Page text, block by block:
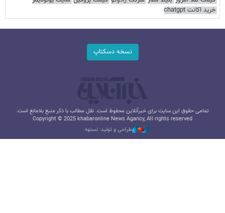
خرید اکانت chatgpt
نسخه دسکتاپ
تمامی حقوق این سایت برای خبرآنلاین محفوظ است. نقل مطالب با ذکر منبع بلامانع است.
Copyright © 2025 khabaronline News Agancy, All rights reserved
طراحی و تولید: نستوه